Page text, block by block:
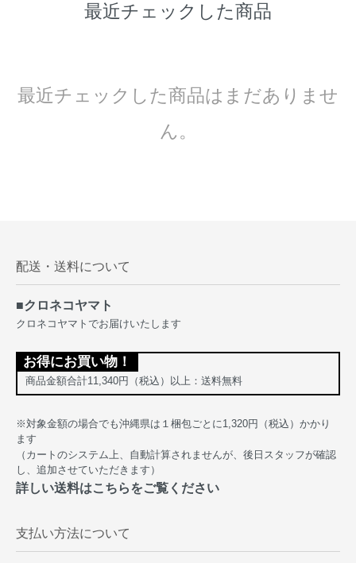
最近チェックした商品
最近チェックした商品はまだありませ
ん。
配送・送料について
■クロネコヤマト
クロネコヤマトでお届けいたします
お得にお買い物！
商品金額合計11,340円（税込）以上：送料無料
※対象金額の場合でも沖縄県は１梱包ごとに1,320円（税込）かかり
ます
（カートのシステム上、自動計算されませんが、後日スタッフが確認
し、追加させていただきます）
詳しい送料はこちらをご覧ください
支払い方法について